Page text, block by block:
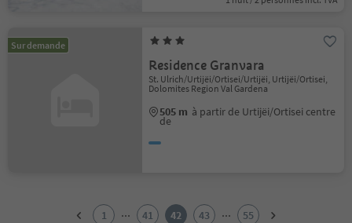
Sur demande
Residence Granvara
St. Ulrich/Urtijëi/Ortisei/Urtijëi, Urtijëi/Ortisei,
Dolomites Region Val Gardena
505 m à partir de Urtijëi/Ortisei centre
de
1 ... 41 42 43 ...
55